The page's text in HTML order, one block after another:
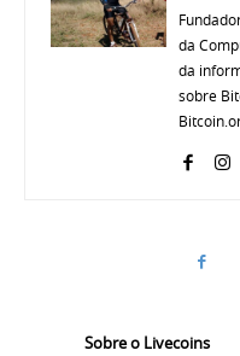
da
da
sobre
Sobre o Livecoins